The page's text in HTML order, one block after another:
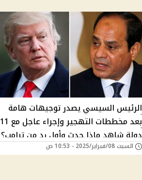
الرئيس السيسي يصدر توجيهات هامة
بعد مخططات التهجير وإجراء عاجل مع 11
دولة شاهد ماذا حدث وأول رد من ترامب؟
السبت 08/فبراير/2025 - 10:53 ص